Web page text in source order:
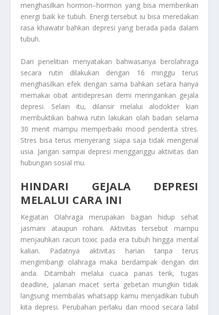
menghasilkan hormon–hormon yang bisa memberikan
energi baik ke tubuh. Energi tersebut iu bisa meredakan
rasa khawatir bahkan depresi yang berada pada dalam
tubuh.
Dari penelitian menyatakan bahwasanya berolahraga
secara rutin dilakukan dengan 16 minggu terus
menghasilkan efek dengan sama bahkan setara hanya
memakai obat antidepresan demi meringankan gejala
depresi. Selain itu, dilansir melalui alodokter kian
membuktikan bahwa rutin lakukan olah badan selama
30 menit mampu memperbaiki mood penderita stres.
Stres bisa terus menyerang siapa saja tidak mengenal
usia. Jangan sampai depresi mengganggu aktivitas dan
hubungan sosial mu.
HINDARI GEJALA DEPRESI
MELALUI CARA INI
Kegiatan Olahraga merupakan bagian hidup sehat
jasmani ataupun rohani. Aktivitas tersebut mampu
menjauhkan racun toxic pada era tubuh hingga mental
kalian. Padatnya aktivitas harian tanpa terus
mengimbangi olahraga maka berdampak dengan diri
anda. Ditambah melalui cuaca panas terik, tugas
deadline, jalanan macet serta gebetan mungkin tidak
langsung membalas whatsapp kamu menjadikan tubuh
kita depresi. Perubahan perlaku dan mood secara labil